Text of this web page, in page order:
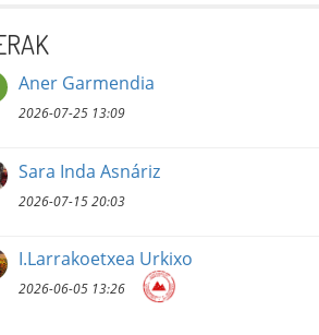
Aner Garmendia
2026-07-25 13:09
Sara Inda Asnáriz
2026-07-15 20:03
I.Larrakoetxea Urkixo
2026-06-05 13:26